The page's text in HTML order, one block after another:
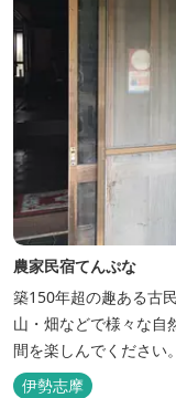
農家民宿てんぷな
築150年超の趣ある古
山・畑などで様々な自
間を楽しんでください。
伊勢志摩